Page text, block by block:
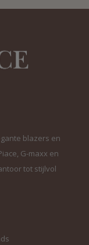
blazers en
G-maxx en
tot stijlvol